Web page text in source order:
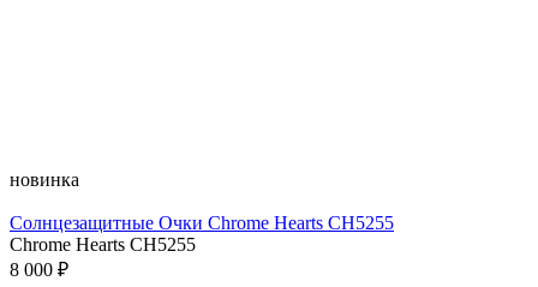
новинка
Солнцезащитные Очки Chrome Hearts CH5255
Chrome Hearts CH5255
8 000 ₽